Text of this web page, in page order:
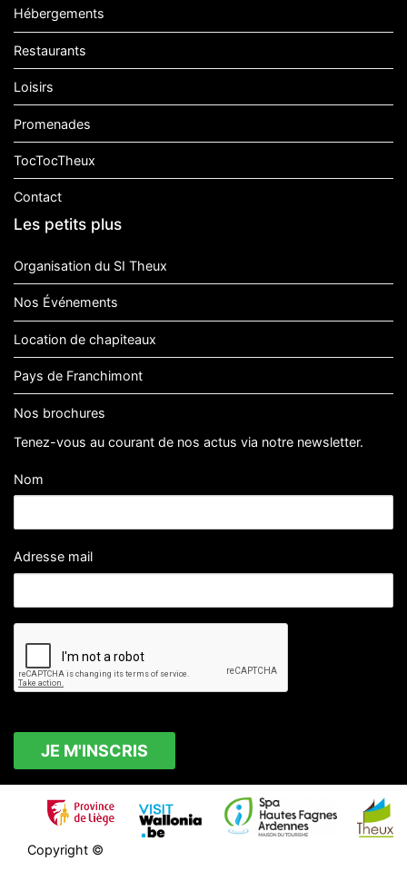
Hébergements
Restaurants
Loisirs
Promenades
TocTocTheux
Contact
Les petits plus
Organisation du SI Theux
Nos Événements
Location de chapiteaux
Pays de Franchimont
Nos brochures
Tenez-vous au courant de nos actus via notre newsletter.
Nom
Adresse mail
Copyright ©